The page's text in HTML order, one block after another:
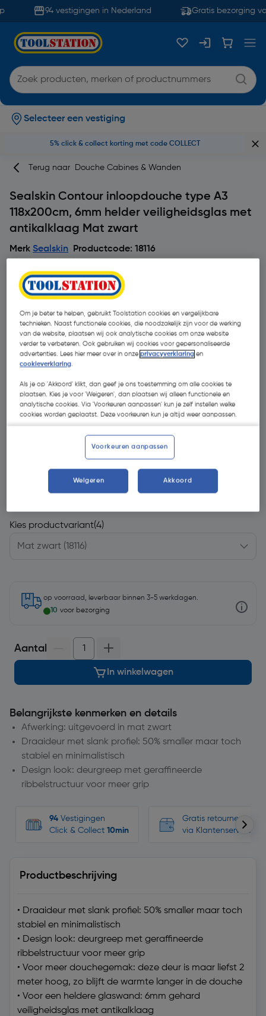
94 vestigingen in Nederland Gratis bezorging
Selecteer een vestiging
5% click & collect korting met code COLLECT
Terug naar Douche Cabines & Wanden
Sealskin Contour inloopdouche type A3
118x200cm, 6mm helder veiligheidsglas met
antikalklaag Mat zwart
Merk Sealskin Productcode: 18116
€ 449,00| Excl. btw € 371,07
Kies productvariant(4)
op voorraad, leverbaar binnen 3-5 werkdagen.
10 voor bezorging
Aantal
In winkelwagen
Belangrijkste kenmerken en details
Afwerking: uitgevoerd in mat zwart
Draaideur met slank profiel: 50% smaller maar toch
stabiel en minimalistisch
Design look: deurgreep met geraffineerde
ribbelstructuur voor meer grip
94 Vestigingen
Click & Collect 10min
Gratis retourneren,
via Klantenservice
Productbeschrijving
• Draaideur met slank profiel: 50% smaller maar toch
stabiel en minimalistisch
• Design look: deurgreep met geraffineerde
ribbelstructuur voor meer grip
• Voor meer douchegemak: deze deur is maar liefst 2
meter hoog, zo blijft de warmte langer in de douche
• Voor een heldere glaswand: 6mm gehard
veiligheidsglas met antikalklaag
Om je beter te helpen, gebruikt Toolstation cookies en vergelijkbare
technieken. Naast functionele cookies, die noodzakelijk zijn voor de werking
van de website, plaatsen wij ook analytische cookies om onze website
verder te verbeteren. Ook gebruiken wij cookies voor gepersonaliseerde
advertenties. Lees hier meer over in onzeprivacyverklaring en
cookieverklaring.
Als je op 'Akkoord' klikt, dan geef je ons toestemming om alle cookies te
plaatsen. Kies je voor 'Weigeren', dan plaatsen wij alleen functionele en
analytische cookies. Via 'Voorkeuren aanpassen' kun je zelf instellen welke
cookies worden geplaatst. Deze voorkeuren kun je altijd weer aanpassen.
Voorkeuren aanpassen
Weigeren Akkoord